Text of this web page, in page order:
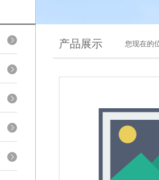
产品展示 您现在的